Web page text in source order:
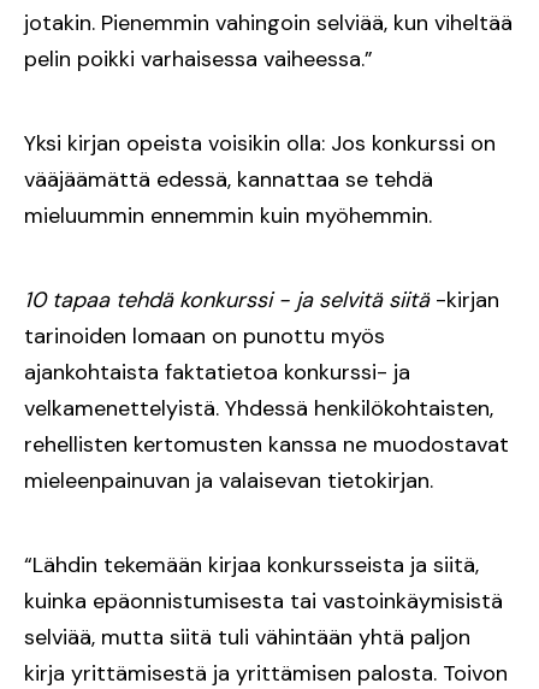
jotakin. Pienemmin vahingoin selviää, kun viheltää
pelin poikki varhaisessa vaiheessa.”
Yksi kirjan opeista voisikin olla: Jos konkurssi on
vääjäämättä edessä, kannattaa se tehdä
mieluummin ennemmin kuin myöhemmin.
10 tapaa tehdä konkurssi - ja selvitä siitä-kirjan
tarinoiden lomaan on punottu myös
ajankohtaista faktatietoa konkurssi- ja
velkamenettelyistä. Yhdessä henkilökohtaisten,
rehellisten kertomusten kanssa ne muodostavat
mieleenpainuvan ja valaisevan tietokirjan.
“Lähdin tekemään kirjaa konkursseista ja siitä,
kuinka epäonnistumisesta tai vastoinkäymisistä
selviää, mutta siitä tuli vähintään yhtä paljon
kirja yrittämisestä ja yrittämisen palosta. Toivon